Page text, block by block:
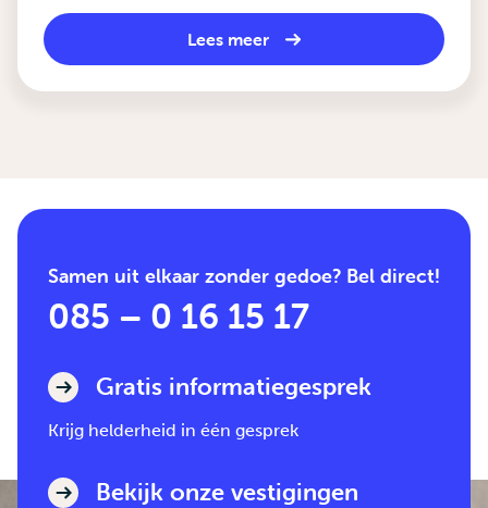
Lees meer
Samen uit elkaar zonder gedoe? Bel direct!
085 – 0 16 15 17
Gratis informatiegesprek
Krijg helderheid in één gesprek
Bekijk onze vestigingen